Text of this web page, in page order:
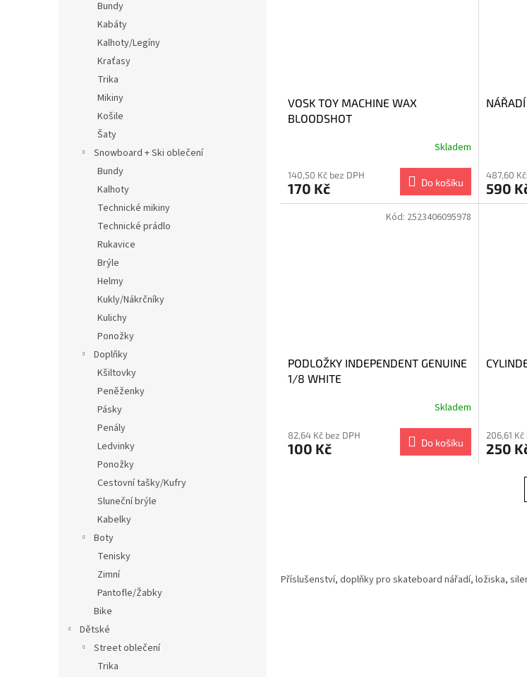
Bundy
Kabáty
Kalhoty/Legíny
Kraťasy
Trika
Mikiny
Košile
Šaty
Snowboard + Ski oblečení
Bundy
Kalhoty
Technické mikiny
Technické prádlo
Rukavice
Brýle
Helmy
Kukly/Nákrčníky
Kulichy
Ponožky
Doplňky
Kšiltovky
Peněženky
Pásky
Penály
Ledvinky
Ponožky
Cestovní tašky/Kufry
Sluneční brýle
Kabelky
Boty
Tenisky
Zimní
Pantofle/Žabky
Bike
Dětské
Street oblečení
Trika
VOSK TOY MACHINE WAX
BLOODSHOT
Skladem
140,50 Kč bez DPH
170 Kč Do košíku
487,60
590
PODLOŽKY INDEPENDENT GENUINE
1/8 WHITE
Skladem
82,64 Kč bez DPH
100 Kč Do košíku
Kód: 2523406095978
206,61 Kč
250
Příslušenství, doplňky pro skateboard nářadí, ložiska,